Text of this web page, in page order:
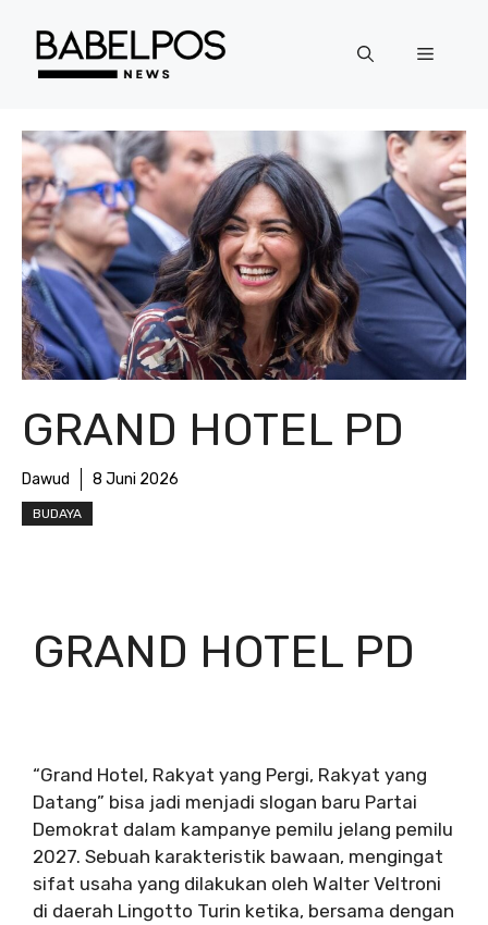
Menu
GRAND HOTEL PD
Dawud 8 Juni 2026
BUDAYA
GRAND HOTEL PD
“Grand Hotel, Rakyat yang Pergi, Rakyat yang
Datang” bisa jadi menjadi slogan baru Partai
Demokrat dalam kampanye pemilu jelang pemilu
2027. Sebuah karakteristik bawaan, mengingat
sifat usaha yang dilakukan oleh Walter Veltroni
di daerah Lingotto Turin ketika, bersama dengan